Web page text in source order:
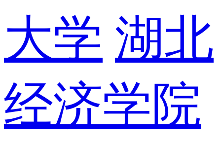
大学 湖北
经济学院